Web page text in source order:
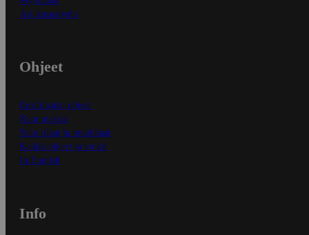
Asiakaspalvelu
Ohjeet
Ensitilaajan ohjeet
Näin maksat
Näin tilaat ja muokkaat
Kaikki ohjeet ja vinkit
In English
Info